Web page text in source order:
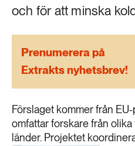
360 ARTIKLAR
Transport
473 ARTIKLAR
Vatten
och för att minska
Prenumerera på
Extrakts nyhetsbrev!
Förslaget kommer från
omfattar forskare från
länder. Projektet